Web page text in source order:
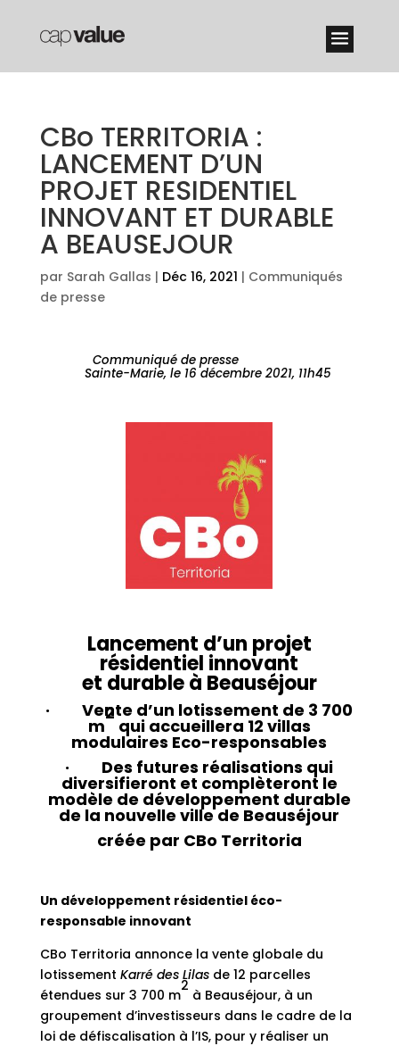
CBo TERRITORIA :
LANCEMENT D’UN
PROJET RESIDENTIEL
INNOVANT ET DURABLE
A BEAUSEJOUR
par Sarah Gallas | Déc 16, 2021 | Communiqués
de presse
Communiqué de presse
Sainte-Marie, le 16 décembre 2021, 11h45
Lancement d’un projet
résidentiel innovant
et durable à Beauséjour
· Vente d’un lotissement de 3 700
m
2
qui accueillera 12 villas
modulaires Eco-responsables
· Des futures réalisations qui
diversifieront et complèteront le
modèle de développement durable
de la nouvelle ville de Beauséjour
créée par CBo Territoria
Un développement résidentiel éco-
responsable innovant
CBo Territoria annonce la vente globale du
lotissement Karré des Lilasde 12 parcelles
étendues sur 3 700 m
2
à Beauséjour, à un
groupement d’investisseurs dans le cadre de la
loi de défiscalisation à l’IS, pour y réaliser un